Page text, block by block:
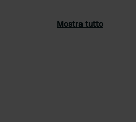
Mostra tutto